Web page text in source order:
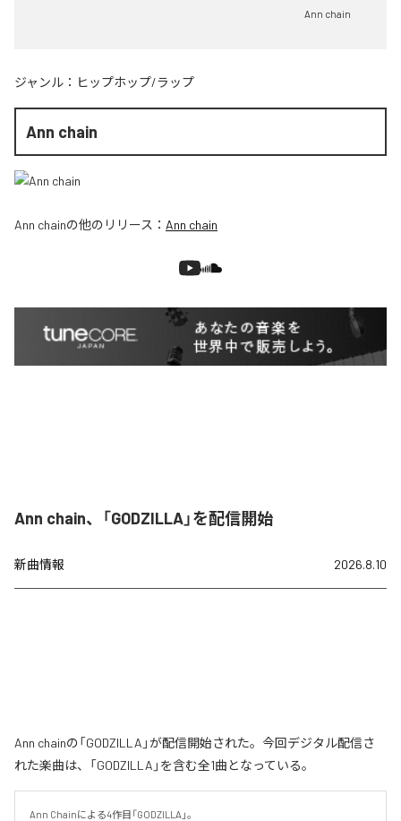
Ann chain
ジャンル： ヒップホップ/ラップ
Ann chain
Ann chainの他のリリース： Ann chain
Ann chain、「GODZILLA」を配信開始
新曲情報 2026.8.10
Ann chainの「GODZILLA」が配信開始された。今回デジタル配信さ
れた楽曲は、「GODZILLA」を含む全1曲となっている。
Ann Chainによる4作目「GODZILLA」。